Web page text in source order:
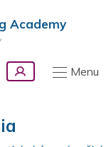
Academy
Menu